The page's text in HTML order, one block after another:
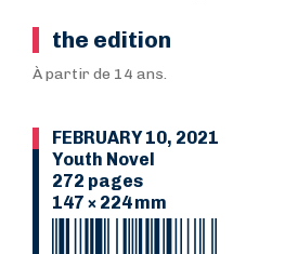
the edition
À partir de 14 ans.
FEBRUARY 10, 2021
Youth Novel
272 pages
147 × 224 mm